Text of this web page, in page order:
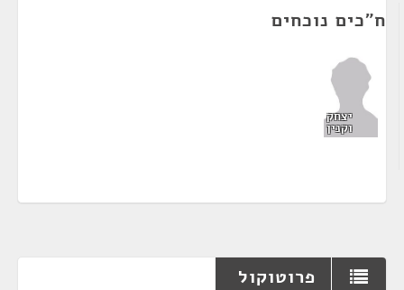
ח"כים נוכחים
יצחק
וקנין
פרוטוקול